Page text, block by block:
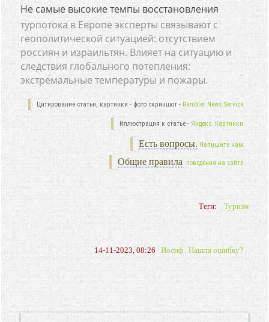
Не самые высокие темпы восстановления
турпотока в Европе эксперты связывают с
геополитической ситуацией: отсутствием
россиян и израильтян. Влияет на ситуацию и
следствия глобального потепления:
экстремальные температуры и пожары.
Цитирование статьи, картинки - фото скриншот - Rambler News Service.
Иллюстрация к статье - Яндекс. Картинки.
Есть вопросы. Напишите нам.
Общие правила поведения на сайте.
Теги: Туризм
14-11-2023, 08:26 Иосиф Нашли ошибку?